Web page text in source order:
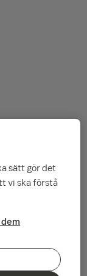
runt om i
sin
många fler
sätt gör det
vi ska förstå